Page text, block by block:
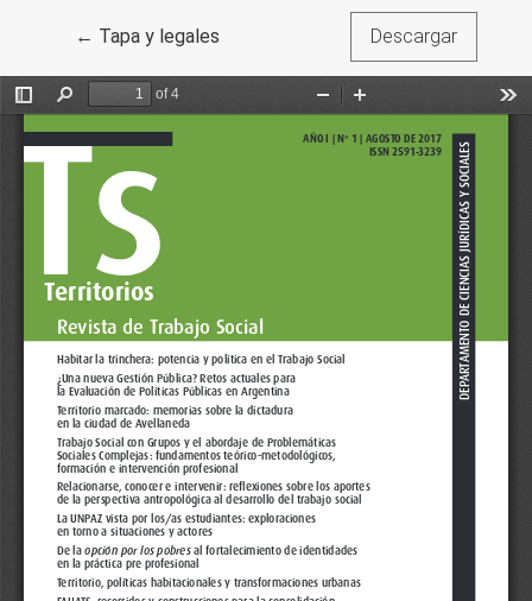
← Volver a los detalles del artículo
Tapa y legales Descargar